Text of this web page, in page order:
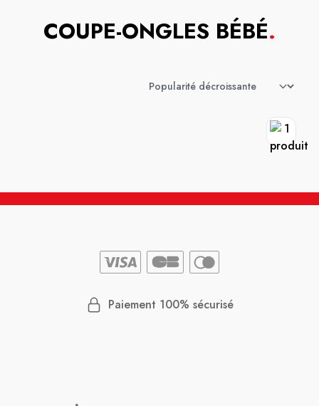
COUPE-ONGLES BÉBÉ.
Paiement 100% sécurisé